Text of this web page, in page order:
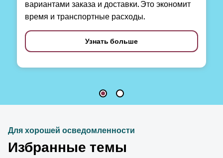
вариантами заказа и доставки. Это экономит
время и транспортные расходы.
Узнать больше
Для хорошей осведомленности
Избранные темы